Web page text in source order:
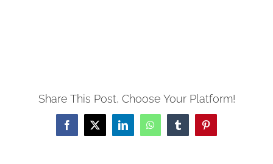
Share This Post, Choose Your Platform!
Facebook
X LinkedInWhatsAppTumblrPinterest